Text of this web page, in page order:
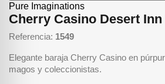
Pure Imaginations
Cherry Casino Desert
Referencia: 1549
Elegante baraja Cherry Casino en
magos y coleccionistas.